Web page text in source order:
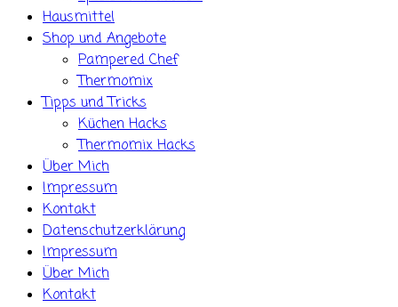
Hausmittel
Shop und Angebote
Pampered Chef
Thermomix
Tipps und Tricks
Küchen Hacks
Thermomix Hacks
Über Mich
Impressum
Kontakt
Datenschutzerklärung
Impressum
Über Mich
Kontakt